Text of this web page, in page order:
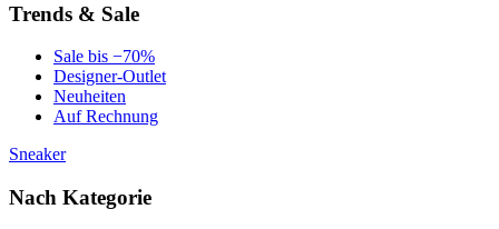
Trends & Sale
Sale bis −70%
Designer-Outlet
Neuheiten
Auf Rechnung
Sneaker
Nach Kategorie